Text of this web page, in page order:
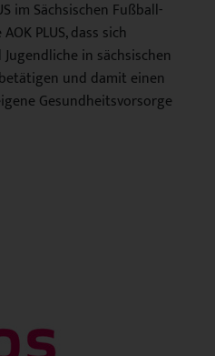
im Sächsischen Fußball-
PLUS, dass sich
in sächsischen
und damit einen
Gesundheitsvorsorge